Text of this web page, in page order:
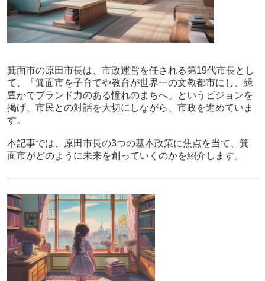
箕面市の原田市長は、市政運営を任される第19代市長とし
て、「箕面市を子育てや教育が世界一の文教都市にし、緑
豊かでブランド力のある憧れのまちへ」というビジョンを
掲げ、市民との対話を大切にしながら、市政を進めていま
す。
本記事では、原田市長の3つの基本政策に焦点を当て、箕
面市がどのように未来を創っていくのかを紹介します。